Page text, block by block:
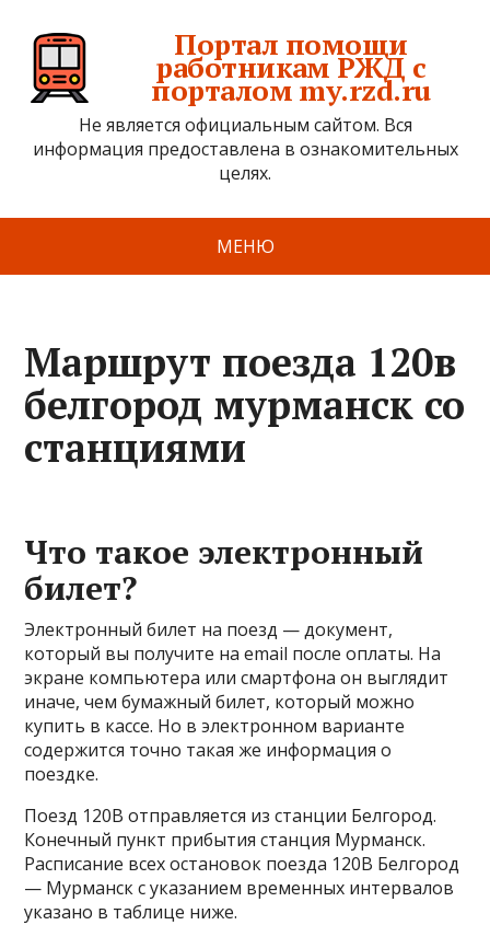
Портал помощи
работникам РЖД с
порталом my.rzd.ru
Не является официальным сайтом. Вся
информация предоставлена в ознакомительных
целях.
МЕНЮ
Маршрут поезда 120в
белгород мурманск со
станциями
Что такое электронный
билет?
Электронный билет на поезд — документ,
который вы получите на email после оплаты. На
экране компьютера или смартфона он выглядит
иначе, чем бумажный билет, который можно
купить в кассе. Но в электронном варианте
содержится точно такая же информация о
поездке.
Поезд 120В отправляется из станции Белгород.
Конечный пункт прибытия станция Мурманск.
Расписание всех остановок поезда 120В Белгород
— Мурманск с указанием временных интервалов
указано в таблице ниже.